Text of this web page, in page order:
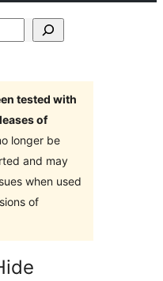
tested with
of
longer be
and may
when used
of